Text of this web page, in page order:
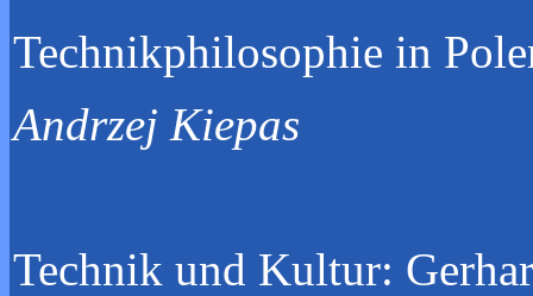
Technikphilosophie in
Andrzej Kiepas
Technik und Kultur: